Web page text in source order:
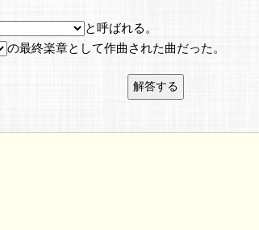
と呼ばれる。
の最終楽章として作曲された曲だった。